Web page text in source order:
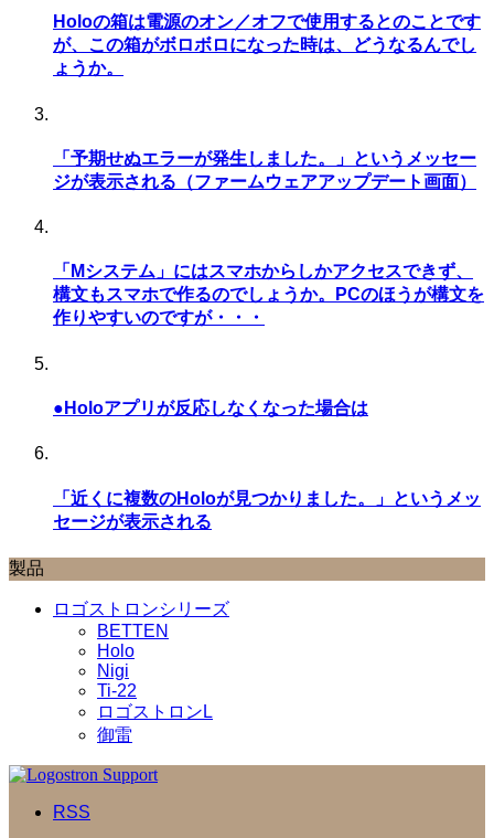
Holoの箱は電源のオン／オフで使用するとのことです
が、この箱がボロボロになった時は、どうなるんでし
ょうか。
「予期せぬエラーが発生しました。」というメッセー
ジが表示される（ファームウェアアップデート画面）
「Mシステム」にはスマホからしかアクセスできず、
構文もスマホで作るのでしょうか。PCのほうが構文を
作りやすいのですが・・・
●Holoアプリが反応しなくなった場合は
「近くに複数のHoloが見つかりました。」というメッ
セージが表示される
製品
ロゴストロンシリーズ
BETTEN
Holo
Nigi
Ti-22
ロゴストロンL
御雷
RSS